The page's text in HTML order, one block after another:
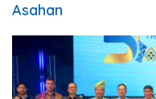
Asahan